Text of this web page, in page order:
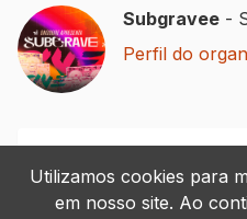
Utilizamos cookies para
em nosso site. Ao
Subgravee -
Perfil do
Sobre o evento